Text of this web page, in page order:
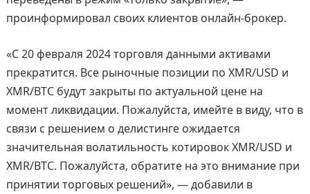
проинформировал своих клиентов онлайн-брокер.
«С 20 февраля 2024 торговля данными активами
прекратится. Все рыночные позиции по XMR/USD и
XMR/BTC будут закрыты по актуальной цене на
момент ликвидации. Пожалуйста, имейте в виду, что в
связи с решением о делистинге ожидается
значительная волатильность котировок XMR/USD и
XMR/BTC. Пожалуйста, обратите на это внимание при
принятии торговых решений», — добавили в